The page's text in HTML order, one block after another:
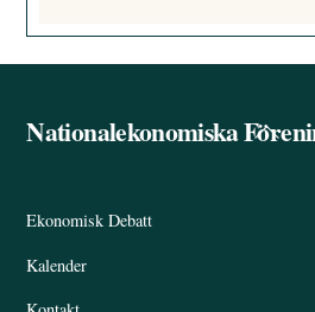
Back
Nationalekonomiska
Ekonomisk Debatt
Kalender